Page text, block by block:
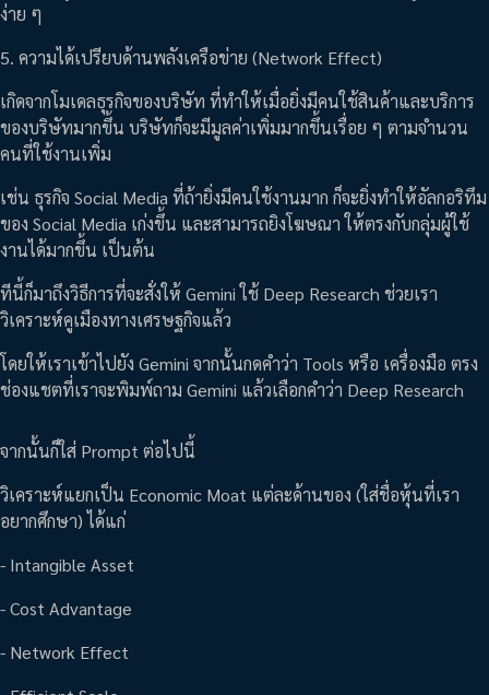
ง่าย ๆ
5. ความได้เปรียบด้านพลังเครือข่าย (Network Effect)
เกิดจากโมเดลธุรกิจของบริษัท ที่ทำให้เมื่อยิ่งมีคนใช้สินค้าและบริการ
ของบริษัทมากขึ้น บริษัทก็จะมีมูลค่าเพิ่มมากขึ้นเรื่อย ๆ ตามจำนวน
คนที่ใช้งานเพิ่ม
เช่น ธุรกิจ Social Media ที่ถ้ายิ่งมีคนใช้งานมาก ก็จะยิ่งทำให้อัลกอริทึม
ของ Social Media เก่งขึ้น และสามารถยิงโฆษณา ให้ตรงกับกลุ่มผู้ใช้
งานได้มากขึ้น เป็นต้น
ทีนี้ก็มาถึงวิธีการที่จะสั่งให้ Gemini ใช้ Deep Research ช่วยเรา
วิเคราะห์คูเมืองทางเศรษฐกิจแล้ว
โดยให้เราเข้าไปยัง Gemini จากนั้นกดคำว่า Tools หรือ เครื่องมือ ตรง
ช่องแชตที่เราจะพิมพ์ถาม Gemini แล้วเลือกคำว่า Deep Research
จากนั้นก็ใส่ Prompt ต่อไปนี้
วิเคราะห์แยกเป็น Economic Moat แต่ละด้านของ (ใส่ชื่อหุ้นที่เรา
อยากศึกษา) ได้แก่
- Intangible Asset
- Cost Advantage
- Network Effect